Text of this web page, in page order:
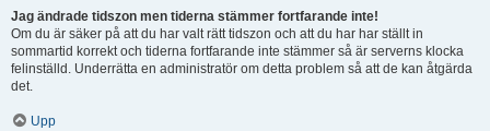
Jag ändrade tidszon men tiderna stämmer fortfarande inte!
Om du är säker på att du har valt rätt tidszon och att du har har ställt in
sommartid korrekt och tiderna fortfarande inte stämmer så är serverns klocka
felinställd. Underrätta en administratör om detta problem så att de kan åtgärda
det.
Upp